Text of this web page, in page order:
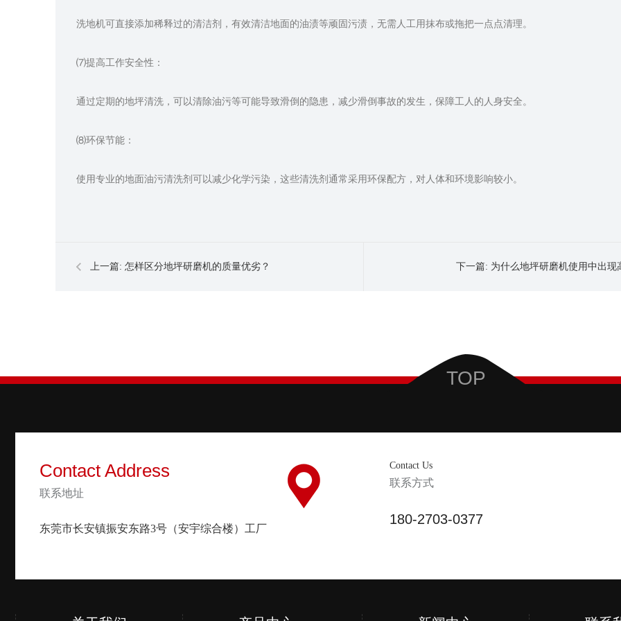
洗地机可直接添加稀释过的清洁剂，有效清洁地面的油渍等顽固污渍，无需人工用抹布或拖把一点点清理。
⑺提高工作安全性：
通过定期的地坪清洗，可以清除油污等可能导致滑倒的隐患，减少滑倒事故的发生，保障工人的人身安全。
⑻环保节能：
使用专业的地面油污清洗剂可以减少化学污染，这些清洗剂通常采用环保配方，对人体和环境影响较小。
上一篇: 怎样区分地坪研磨机的质量优劣？ 下一篇: 为什么地坪研磨机使用中出现
TOP
Contact Address
联系地址
东莞市长安镇振安东路3号（安宇综合楼）工厂
Contact Us
联系方式
180-2703-0377